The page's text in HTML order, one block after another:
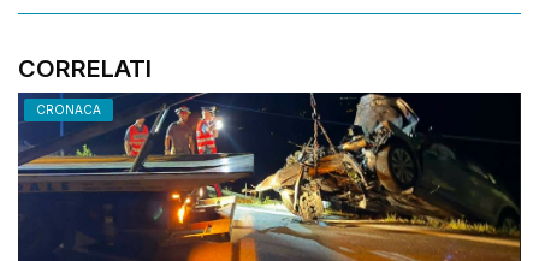
CORRELATI
CRONACA